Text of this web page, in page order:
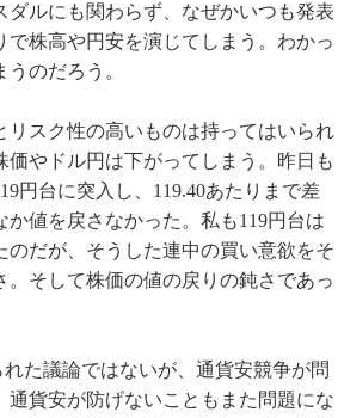
ダルにも関わらず、なぜかいつも発表
で株高や円安を演じてしまう。わかっ
のだろう。
スク性の高いものは持ってはいられ
価やドル円は下がってしまう。昨日も
円台に突入し、119.40あたりまで差
か値を戻さなかった。私も119円台は
のだが、そうした連中の買い意欲をそ
。そして株価の値の戻りの鈍さであっ
た議論ではないが、通貨安競争が問
通貨安が防げないこともまた問題にな